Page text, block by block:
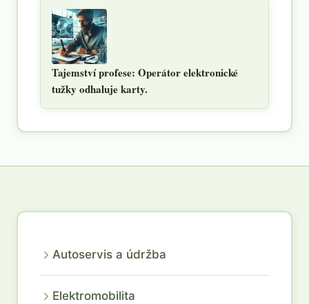
Tajemství profese: Operátor elektronické
tužky odhaluje karty.
Autoservis a údržba
Elektromobilita